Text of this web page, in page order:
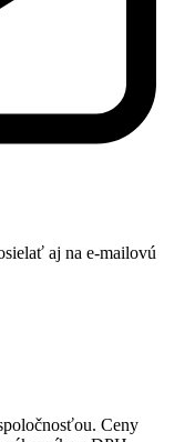
aj na e-mailovú
Ceny